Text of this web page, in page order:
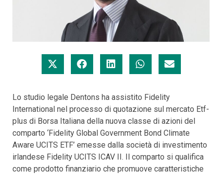
Lo studio legale Dentons ha assistito Fidelity
International nel processo di quotazione sul mercato Etf-
plus di Borsa Italiana della nuova classe di azioni del
comparto ‘Fidelity Global Government Bond Climate
Aware UCITS ETF’ emesse dalla società di investimento
irlandese Fidelity UCITS ICAV II. Il comparto si qualifica
come prodotto finanziario che promuove caratteristiche